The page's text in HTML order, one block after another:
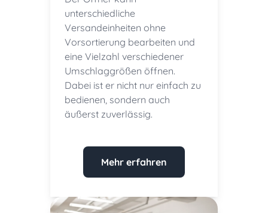
unterschiedliche
Versandeinheiten ohne
Vorsortierung bearbeiten und
eine Vielzahl verschiedener
Umschlaggrößen öffnen.
Dabei ist er nicht nur einfach zu
bedienen, sondern auch
äußerst zuverlässig.
Mehr erfahren